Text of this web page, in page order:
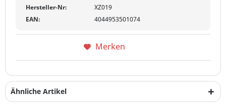
Hersteller-Nr:
XZ019
EAN:
4044953501074
Merken
Ähnliche Artikel